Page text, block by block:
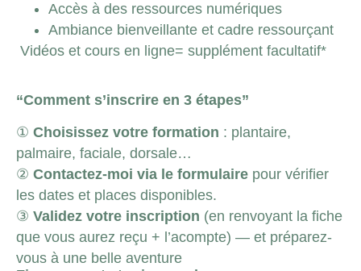
Accès à des ressources numériques
Ambiance bienveillante et cadre ressourçant
Vidéos et cours en ligne= supplément facultatif*
“Comment s’inscrire en 3 étapes”
① Choisissez votre formation : plantaire,
palmaire, faciale, dorsale…
② Contactez-moi via le formulaire pour vérifier
les dates et places disponibles.
③ Validez votre inscription (en renvoyant la fiche
que vous aurez reçu + l’acompte) — et préparez-
vous à une belle aventure